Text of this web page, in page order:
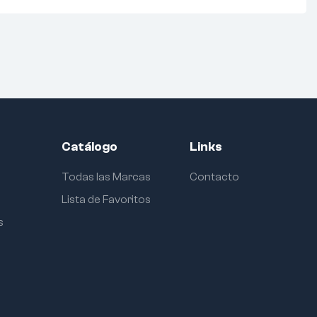
Catálogo
Todas las Marcas
Lista de Favoritos
Links
Contacto